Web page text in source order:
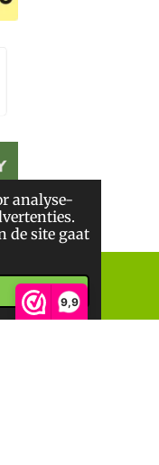
9,9
analyse-
de site gaat
Telefoonnummer